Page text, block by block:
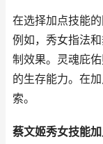
在选择加点技能
例如，秀女指法
制效果。灵魂庇
的生存能力。在
索。
蔡文姬秀女技能